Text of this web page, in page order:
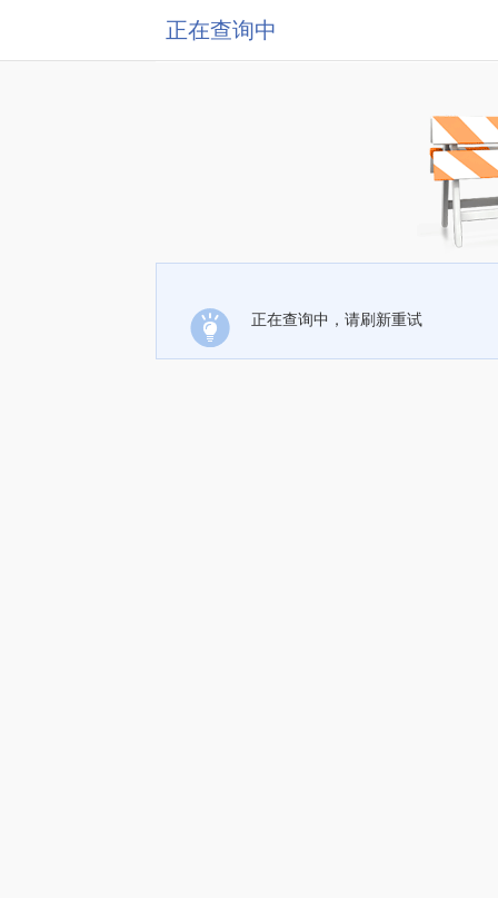
正在查询中
正在查询中，请刷新重试